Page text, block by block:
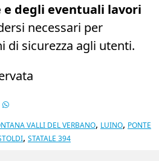
degli eventuali lavori
necessari per
di sicurezza agli utenti.
VALLI DEL VERBANO, LUINO, PONTE
, STATALE 394